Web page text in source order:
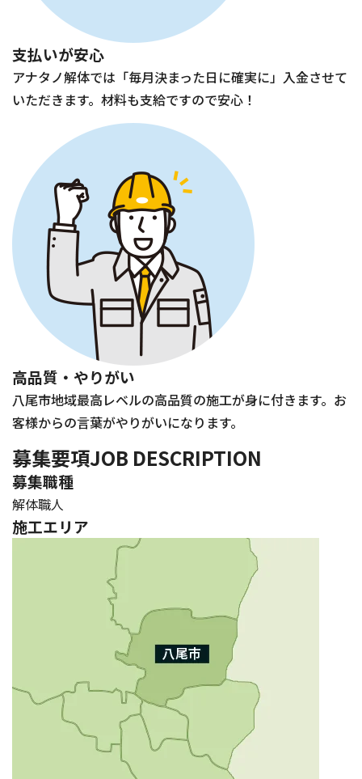
支払いが安心
アナタノ解体では「毎月決まった日に確実に」入金させて
いただきます。材料も支給ですので安心！
高品質・やりがい
八尾市地域最高レベルの高品質の施工が身に付きます。お
客様からの言葉がやりがいになります。
募集要項JOB DESCRIPTION
募集職種
解体職人
施工エリア